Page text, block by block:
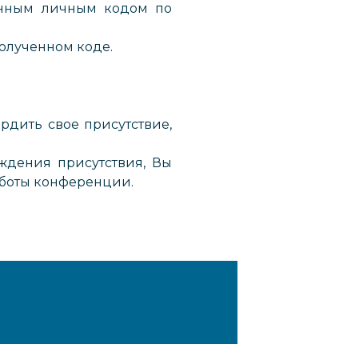
личным кодом по
коде.
свое присутствие,
присутствия, Вы
конференции.